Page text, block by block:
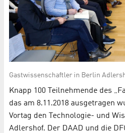
Gastwissenschaftler in Berlin
Knapp 100 Teilnehmende des
das am 8.11.2018 ausgetragen
Vortag den Technologie- und
Adlershof. Der DAAD und die